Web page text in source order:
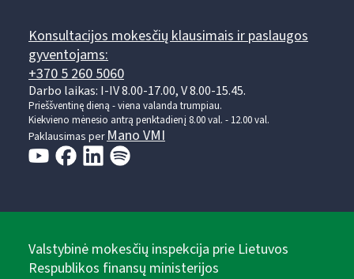
Konsultacijos mokesčių klausimais ir paslaugos
gyventojams:
+370 5 260 5060
Darbo laikas: I-IV 8.00-17.00, V 8.00-15.45.
Prieššventinę dieną - viena valanda trumpiau.
Kiekvieno mėnesio antrą penktadienį 8.00 val. - 12.00 val.
Paklausimas perMano VMI
Valstybinė mokesčių inspekcija prie Lietuvos
Respublikos finansų ministerijos